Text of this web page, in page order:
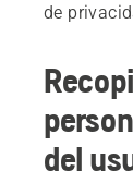
de
del